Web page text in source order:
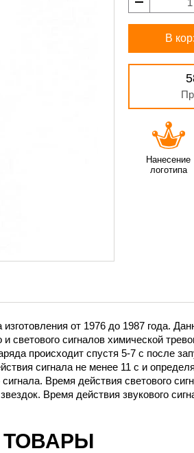
В
от 1976 до 1987 года.
светового сигналов химической
происходит спустя 5-7 с после
сигнала не менее 11 с и
Время действия светового
Время действия звукового
Нанесение
логотипа